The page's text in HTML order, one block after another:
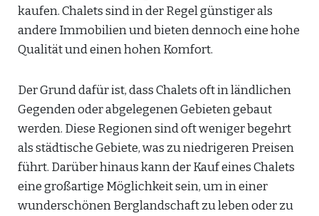
kaufen. Chalets sind in der Regel günstiger als
andere Immobilien und bieten dennoch eine hohe
Qualität und einen hohen Komfort.
Der Grund dafür ist, dass Chalets oft in ländlichen
Gegenden oder abgelegenen Gebieten gebaut
werden. Diese Regionen sind oft weniger begehrt
als städtische Gebiete, was zu niedrigeren Preisen
führt. Darüber hinaus kann der Kauf eines Chalets
eine großartige Möglichkeit sein, um in einer
wunderschönen Berglandschaft zu leben oder zu